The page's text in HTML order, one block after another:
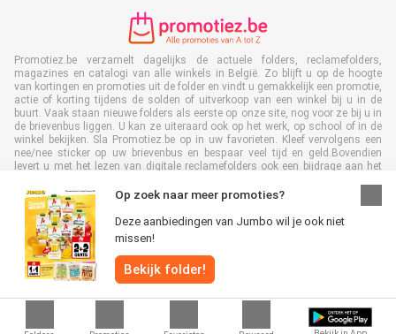
Op zoek naar meer promoties?
Deze aanbiedingen van Jumbo wil je ook niet
missen!
Bekijk folder!
Promotiez.be verzamelt dagelijks de actuele folders, reclamefolders,
magazines en catalogi van alle winkels in België. Zo blijft u op de hoogte
van kortingen en promoties uit de folder en vindt u gemakkelijk een promotie,
actie of korting tijdens de solden of uitverkoop van een winkel bij u in de
buurt. Vaak staan nieuwe folders als eerste op onze site, nog voor ze bij u in
de brievenbus liggen. U kan ze uiteraard ook op het werk, op school of in de
winkel bekijken. Sla Promotiez.be op in uw favorieten. Kleef vervolgens een
nee/nee sticker op uw brievenbus en bespaar veel tijd en geld.Bovendien
levert u met het lezen van digitale reclamefolders ook een bijdrage aan het
Alle rechten voorbehouden © Promotiez.be 2026 |
voorwaarden|Privacybeleid